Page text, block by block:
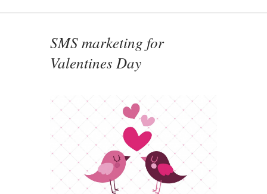
SMS marketing for
Valentines Day